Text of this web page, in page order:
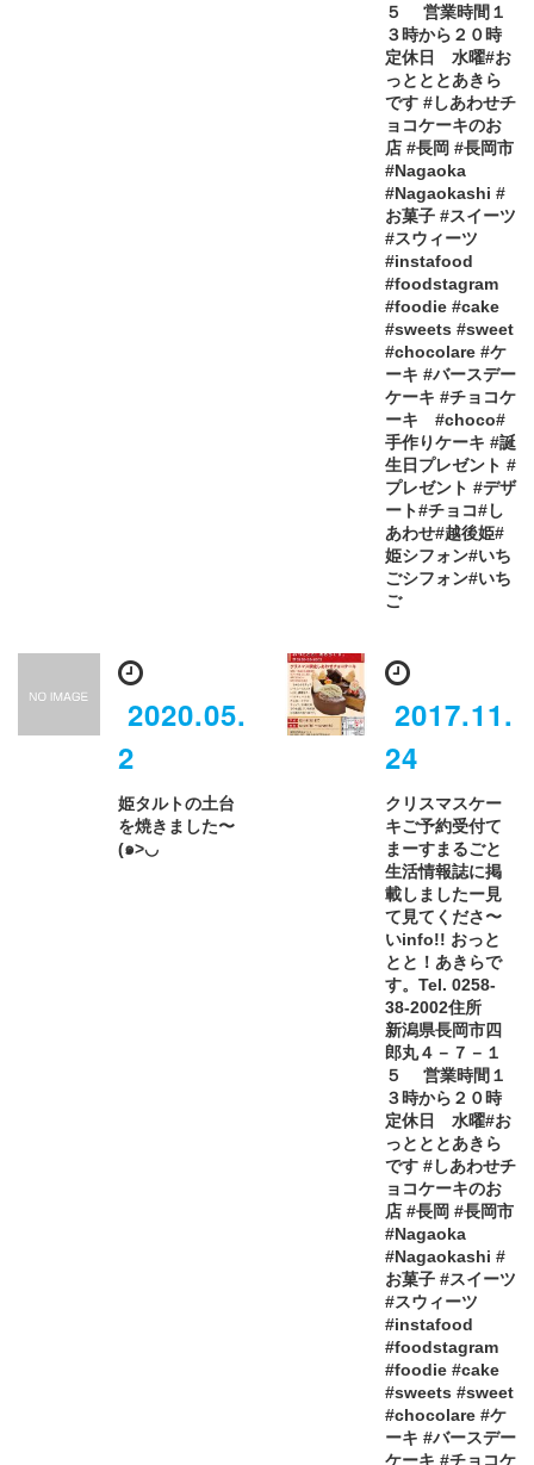
５ 営業時間１
３時から２０時
定休日 水曜#お
っとととあきら
です #しあわせチ
ョコケーキのお
店 #長岡 #長岡市
#Nagaoka
#Nagaokashi #
お菓子 #スイーツ
#スウィーツ
#instafood
#foodstagram
#foodie #cake
#sweets #sweet
#chocolare #ケ
ーキ #バースデー
ケーキ #チョコケ
ーキ #choco#
手作りケーキ #誕
生日プレゼント #
プレゼント #デザ
ート#チョコ#し
あわせ#越後姫#
姫シフォン#いち
ごシフォン#いち
ご
2020.05.
2
姫タルトの土台
を焼きました〜
(๑>◡
2017.11.
24
クリスマスケー
キご予約受付て
まーす️まるごと
生活情報誌に掲
載しましたー見
て見てくださ〜
いinfo!! おっと
とと！あきらで
す。Tel. 0258-
38-2002住所
新潟県長岡市四
郎丸４－７－１
５ 営業時間１
３時から２０時
定休日 水曜#お
っとととあきら
です #しあわせチ
ョコケーキのお
店 #長岡 #長岡市
#Nagaoka
#Nagaokashi #
お菓子 #スイーツ
#スウィーツ
#instafood
#foodstagram
#foodie #cake
#sweets #sweet
#chocolare #ケ
ーキ #バースデー
ケーキ #チョコケ